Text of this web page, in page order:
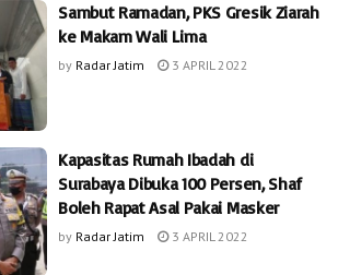
Sambut Ramadan, PKS Gresik Ziarah
ke Makam Wali Lima
by Radar Jatim 3 APRIL 2022
Kapasitas Rumah Ibadah di
Surabaya Dibuka 100 Persen, Shaf
Boleh Rapat Asal Pakai Masker
by Radar Jatim 3 APRIL 2022